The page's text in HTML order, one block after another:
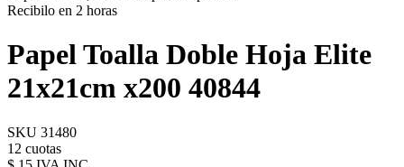
Recibilo en 2 horas
Papel Toalla Doble Hoja Elite
21x21cm x200 40844
SKU 31480
12 cuotas